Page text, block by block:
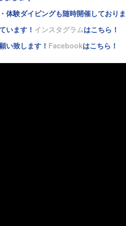
体験ダイビングも随時開催しており
います！ インスタグラムはこちら！
致します！ Facebookはこちら！